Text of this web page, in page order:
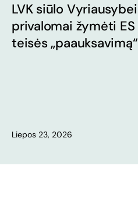
LVK siūlo Vyriausybei
privalomai žymėti ES
teisės „paauksavimą“
Liepos 23, 2026